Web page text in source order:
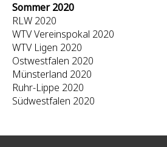
Sommer 2020
RLW 2020
WTV Vereinspokal 2020
WTV Ligen 2020
Ostwestfalen 2020
Münsterland 2020
Ruhr-Lippe 2020
Südwestfalen 2020